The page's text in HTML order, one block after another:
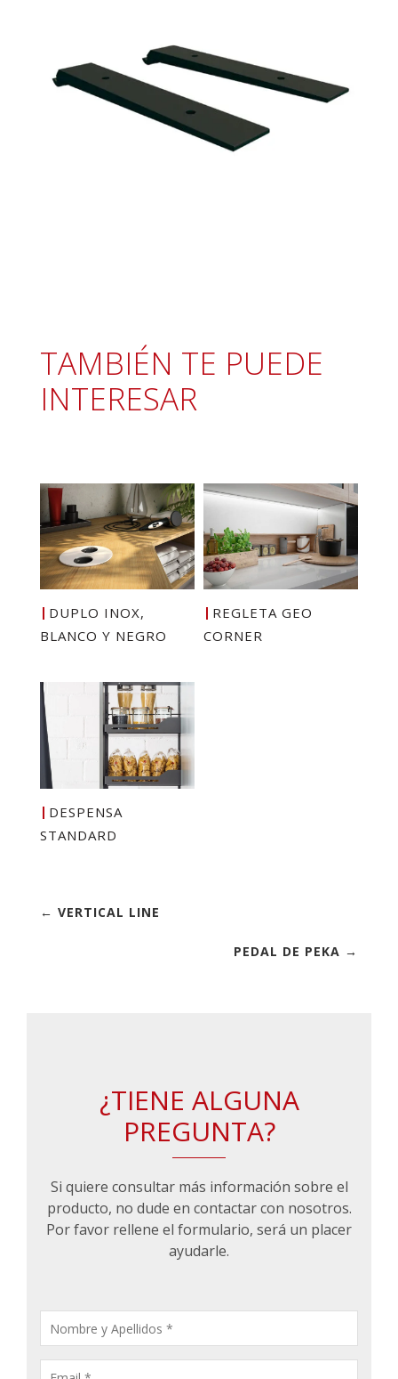
TAMBIÉN TE PUEDE
INTERESAR
DUPLO INOX,
BLANCO Y NEGRO
REGLETA GEO
CORNER
DESPENSA
STANDARD
← VERTICAL LINE
PEDAL DE PEKA →
¿TIENE ALGUNA
PREGUNTA?
Si quiere consultar más información sobre el
producto, no dude en contactar con nosotros.
Por favor rellene el formulario, será un placer
ayudarle.
CONSULTA
PRODUCTOS